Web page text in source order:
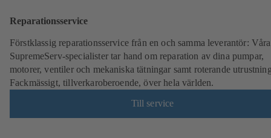
Reparationsservice
Förstklassig reparationsservice från en och samma leverantör:
SupremeServ-specialister tar hand om reparation av dina pumpar,
motorer, ventiler och mekaniska tätningar samt roterande
Fackmässigt, tillverkaroberoende, över hela världen.
Till service